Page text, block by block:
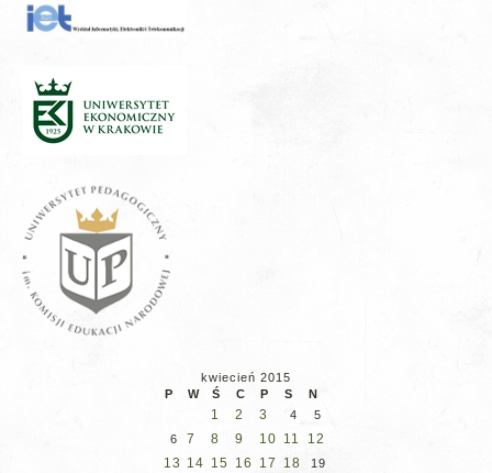
kwiecień 2015
P
W Ś C P S N
1 2 3 4
5
6
7 8 9 10 11
12
13 14 15 16 17 18 19